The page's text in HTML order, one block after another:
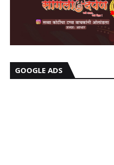
GOOGLE ADS